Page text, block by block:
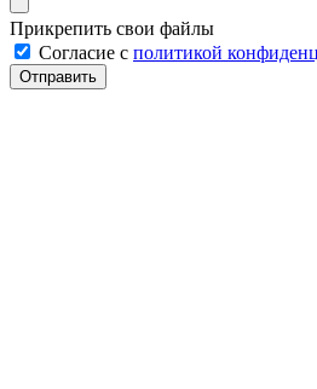
Прикрепить свои файлы
Cогласие с политикой
Отправить